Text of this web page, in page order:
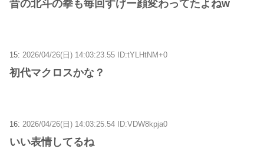
昔の北斗の拳も毎回すげー顔変わってたよねw
15: 2026/04/26(日) 14:03:23.55 ID:tYLHtNM+0
初代マクロスかな？
16: 2026/04/26(日) 14:03:25.54 ID:VDW8kpja0
いい表情してるね